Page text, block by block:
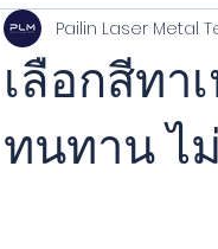
เลือกสีทา
ทนทาน ไ
Pailin Laser Metal